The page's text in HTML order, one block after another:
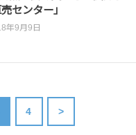
センター」
年9月9日
4 >